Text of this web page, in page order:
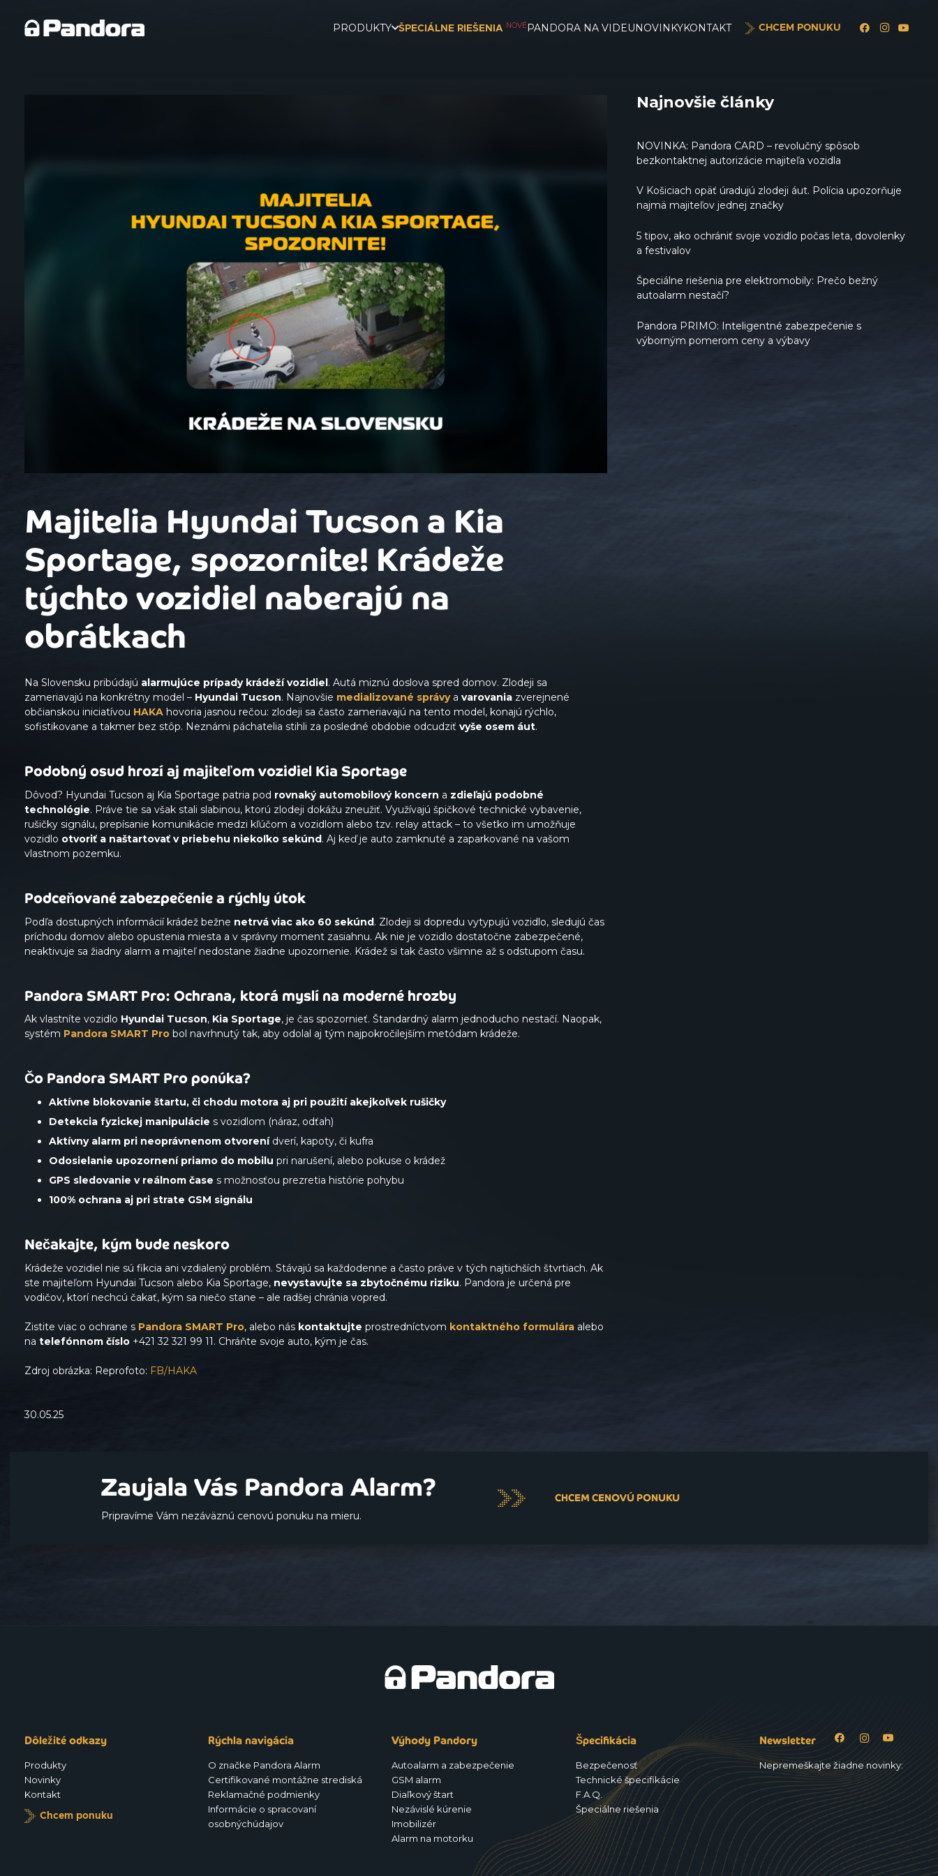
PRODUKTY ŠPECIÁLNE RIEŠENIA NOVÉPANDORA NA VIDEUNOVINKYKONTAKT CHCEM PONUKU
Majitelia Hyundai Tucson a Kia
Sportage, spozornite! Krádeže
týchto vozidiel naberajú na
obrátkach
Na Slovensku pribúdajú alarmujúce prípady krádeží vozidiel. Autá miznú doslova spred domov. Zlodeji sa
zameriavajú na konkrétny model – Hyundai Tucson. Najnovšie medializované správya varovania zverejnené
občianskou iniciatívou HAKA hovoria jasnou rečou: zlodeji sa často zameriavajú na tento model, konajú rýchlo,
sofistikovane a takmer bez stôp. Neznámi páchatelia stihli za posledné obdobie odcudziť vyše osem áut.
Podobný osud hrozí aj majiteľom vozidiel Kia Sportage
Dôvod? Hyundai Tucson aj Kia Sportage patria pod rovnaký automobilový koncern a zdieľajú podobné
technológie. Práve tie sa však stali slabinou, ktorú zlodeji dokážu zneužiť. Využívajú špičkové technické vybavenie,
rušičky signálu, prepísanie komunikácie medzi kľúčom a vozidlom alebo tzv. relay attack – to všetko im umožňuje
vozidlo otvoriť a naštartovať v priebehu niekoľko sekúnd. Aj keď je auto zamknuté a zaparkované na vašom
vlastnom pozemku.
Podceňované zabezpečenie a rýchly útok
Podľa dostupných informácií krádež bežne netrvá viac ako 60 sekúnd. Zlodeji si dopredu vytypujú vozidlo, sledujú čas
príchodu domov alebo opustenia miesta a v správny moment zasiahnu. Ak nie je vozidlo dostatočne zabezpečené,
neaktivuje sa žiadny alarm a majiteľ nedostane žiadne upozornenie. Krádež si tak často všimne až s odstupom času.
Pandora SMART Pro: Ochrana, ktorá myslí na moderné hrozby
Ak vlastníte vozidlo Hyundai Tucson, Kia Sportage, je čas spozornieť. Štandardný alarm jednoducho nestačí. Naopak,
systém Pandora SMART Pro bol navrhnutý tak, aby odolal aj tým najpokročilejším metódam krádeže.
Čo Pandora SMART Pro ponúka?
Aktívne blokovanie štartu, či chodu motora aj pri použití akejkoľvek rušičky
Detekcia fyzickej manipulácie s vozidlom (náraz, odťah)
Aktívny alarm pri neoprávnenom otvorenídverí, kapoty, či kufra
Odosielanie upozornení priamo do mobilu pri narušení, alebo pokuse o krádež
GPS sledovanie v reálnom čase s možnosťou prezretia histórie pohybu
100% ochrana aj pri strate GSM signálu
Nečakajte, kým bude neskoro
Krádeže vozidiel nie sú fikcia ani vzdialený problém. Stávajú sa každodenne a často práve v tých najtichších štvrtiach. Ak
ste majiteľom Hyundai Tucson alebo Kia Sportage, nevystavujte sa zbytočnému riziku. Pandora je určená pre
vodičov, ktorí nechcú čakať, kým sa niečo stane – ale radšej chránia vopred.
Zistite viac o ochrane s Pandora SMART Pro, alebo nás kontaktujte prostredníctvom kontaktného formulára alebo
na telefónnom číslo +421 32 321 99 11. Chráňte svoje auto, kým je čas.
Zdroj obrázka: Reprofoto: FB/HAKA
30.05.25
Najnovšie články
NOVINKA: Pandora CARD – revolučný spôsob
bezkontaktnej autorizácie majiteľa vozidla
V Košiciach opäť úradujú zlodeji áut. Polícia upozorňuje
najmä majiteľov jednej značky
5 tipov, ako ochrániť svoje vozidlo počas leta, dovolenky
a festivalov
Špeciálne riešenia pre elektromobily: Prečo bežný
autoalarm nestačí?
Pandora PRIMO: Inteligentné zabezpečenie s
výborným pomerom ceny a výbavy
Zaujala Vás Pandora Alarm?
Pripravíme Vám nezáväznú cenovú ponuku na mieru.
CHCEM CENOVÚ PONUKU
Dôležité odkazy
Produkty
Novinky
Kontakt
Chcem ponuku
Rýchla navigácia
O značke Pandora Alarm
Certifikované montážne strediská
Reklamačné podmienky
Informácie o spracovaní
osobnýchúdajov
Výhody Pandory
Autoalarm a zabezpečenie
GSM alarm
Diaľkový štart
Nezávislé kúrenie
Imobilizér
Alarm na motorku
Špecifikácia
Bezpečenosť
Technické špecifikácie
F.A.Q.
Špeciálne riešenia
Newsletter
Nepremeškajte žiadne novinky: